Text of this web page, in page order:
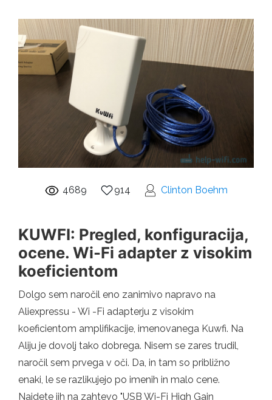
4689 914 Clinton Boehm
KUWFI: Pregled, konfiguracija,
ocene. Wi-Fi adapter z visokim
koeficientom
Dolgo sem naročil eno zanimivo napravo na
Aliexpressu - Wi -Fi adapterju z visokim
koeficientom amplifikacije, imenovanega Kuwfi. Na
Aliju je dovolj tako dobrega. Nisem se zares trudil,
naročil sem prvega v oči. Da, in tam so približno
enaki, le se razlikujejo po imenih in malo cene.
Najdete jih na zahtevo "USB Wi-Fi High Gain